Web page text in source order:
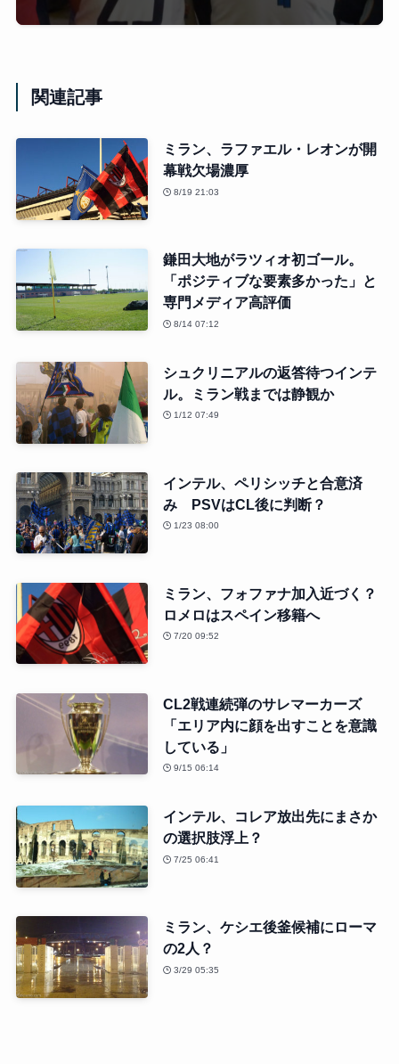
関連記事
ミラン、ラファエル・レオンが開
幕戦欠場濃厚
8/19 21:03
鎌田大地がラツィオ初ゴール。
「ポジティブな要素多かった」と
専門メディア高評価
8/14 07:12
シュクリニアルの返答待つインテ
ル。ミラン戦までは静観か
1/12 07:49
インテル、ペリシッチと合意済
み PSVはCL後に判断？
1/23 08:00
ミラン、フォファナ加入近づく？
ロメロはスペイン移籍へ
7/20 09:52
CL2戦連続弾のサレマーカーズ
「エリア内に顔を出すことを意識
している」
9/15 06:14
インテル、コレア放出先にまさか
の選択肢浮上？
7/25 06:41
ミラン、ケシエ後釜候補にローマ
の2人？
3/29 05:35